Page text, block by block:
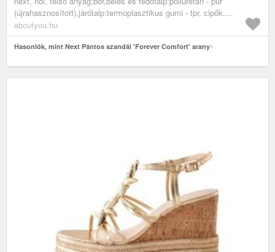
(újrahasznosított),járótalp:termoplasztikus gumi - tpr, cipők,
szandálok, platform szandálok, arany
aboutyou.hu
Hasonlók, mint Next Pántos szandál 'Forever Comfort' arany